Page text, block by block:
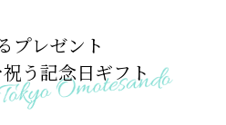
プレゼント
う記念日ギフト